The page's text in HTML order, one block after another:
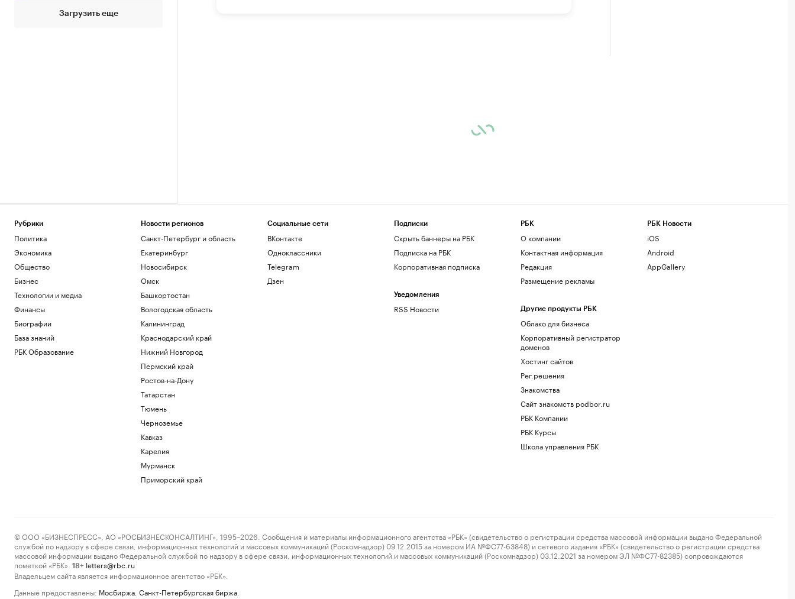
Загрузить еще
Рубрики
Политика
Экономика
Общество
Бизнес
Технологии и медиа
Финансы
Биографии
База знаний
РБК Образование
Новости регионов
Санкт-Петербург и область
Екатеринбург
Новосибирск
Омск
Башкортостан
Вологодская область
Калининград
Краснодарский край
Нижний Новгород
Пермский край
Ростов-на-Дону
Татарстан
Тюмень
Черноземье
Кавказ
Карелия
Мурманск
Приморский край
Социальные сети
ВКонтакте
Одноклассники
Telegram
Дзен
Подписки
Скрыть баннеры на РБК
Подписка на РБК
Корпоративная подписка
Уведомления
RSS Новости
РБК
О компании
Контактная информация
Редакция
Размещение рекламы
Другие продукты РБК
Облако для бизнеса
Корпоративный регистратор
доменов
Хостинг сайтов
Рег.решения
Знакомства
Сайт знакомств podbor.ru
РБК Компании
РБК Курсы
Школа управления РБК
РБК Новости
iOS
Android
AppGallery
© ООО «БИЗНЕСПРЕСС», АО «РОСБИЗНЕСКОНСАЛТИНГ», 1995–2026. Сообщения и материалы информационного агентства «РБК» (свидетельство о регистрации средства массовой информации выдано Федеральной
службой по надзору в сфере связи, информационных технологий и массовых коммуникаций (Роскомнадзор) 09.12.2015 за номером ИА №ФС77-63848) и сетевого издания «РБК» (свидетельство о регистрации средства
массовой информации выдано Федеральной службой по надзору в сфере связи, информационных технологий и массовых коммуникаций (Роскомнадзор) 03.12.2021 за номером ЭЛ №ФС77-82385) сопровождаются
пометкой «РБК».
18+ letters@rbc.ru
Владельцем сайта является информационное агентство «РБК».
Данные предоставлены: Мосбиржа Санкт-Петербургская биржа